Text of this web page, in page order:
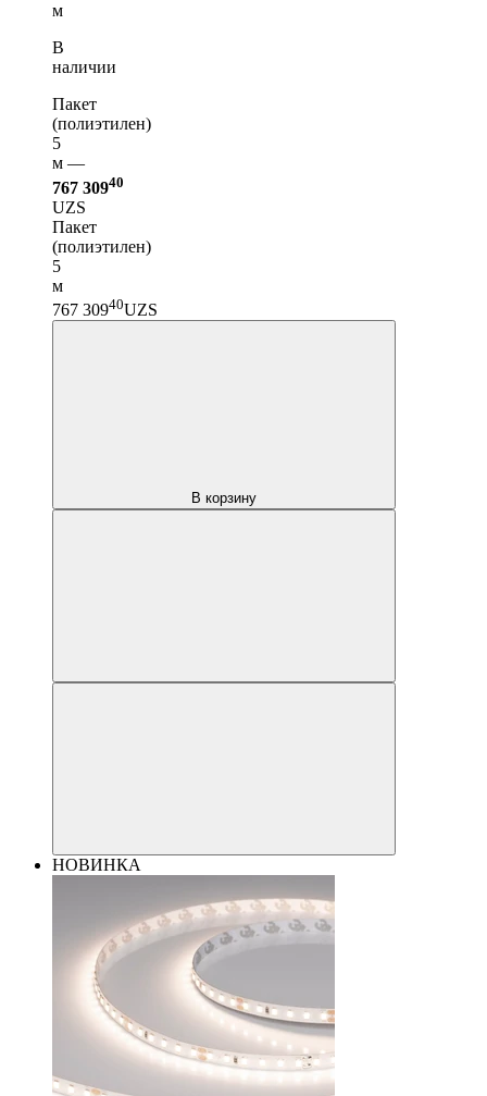
м
В
наличии
Пакет
(полиэтилен)
5
м —
767 30940
UZS
Пакет
(полиэтилен)
5
м
767 30940UZS
В корзину
НОВИНКА